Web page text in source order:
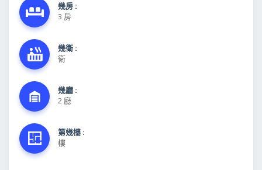
幾房 :
3 房
幾衛 :
衛
幾廳 :
2 廳
第幾樓 :
樓